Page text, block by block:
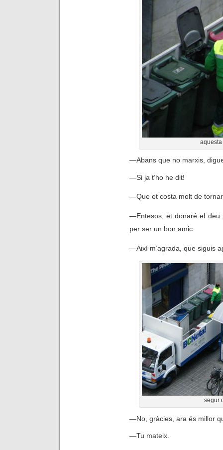
—Abans que no marxis,
—Si ja t’ho he dit!
—Que et costa molt de
—Entesos, et donaré el
per ser un bon amic.
―Així m’agrada, que siguis
segur
—No, gràcies, ara és millor
—Tu mateix.